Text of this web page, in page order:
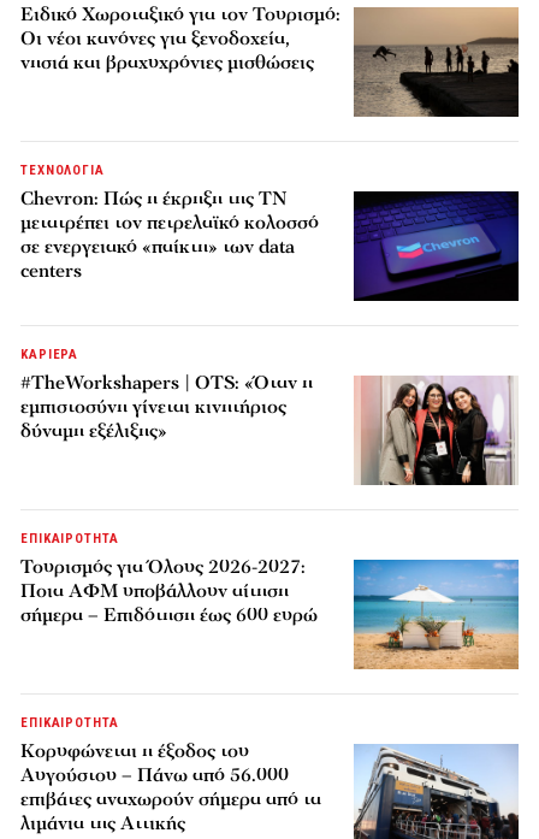
Ειδικό Χωροταξικό για τον Τουρισμό:
Οι νέοι κανόνες για ξενοδοχεία,
νησιά και βραχυχρόνιες μισθώσεις
ΤΕΧΝΟΛΟΓΙΑ
Chevron: Πώς η έκρηξη της ΤΝ
μετατρέπει τον πετρελαϊκό κολοσσό
σε ενεργειακό «παίκτη» των data
centers
ΚΑΡΙΕΡΑ
#TheWorkshapers | OTS: «Όταν η
εμπιστοσύνη γίνεται κινητήριος
δύναμη εξέλιξης»
ΕΠΙΚΑΙΡΟΤΗΤΑ
Τουρισμός για Όλους 2026-2027:
Ποια ΑΦΜ υποβάλλουν αίτηση
σήμερα – Επιδότηση έως 600 ευρώ
ΕΠΙΚΑΙΡΟΤΗΤΑ
Κορυφώνεται η έξοδος του
Αυγούστου – Πάνω από 56.000
επιβάτες αναχωρούν σήμερα από τα
λιμάνια της Αττικής